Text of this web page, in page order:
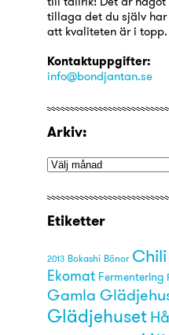
tillaga det du själv
att kvaliteten är i topp.
Kontaktuppgifter:
info@bondjantan.se
Arkiv:
Etiketter
2013 Bokashi Bönor Chili
Ekomat Fermentering
Gamla
Glädjehuset